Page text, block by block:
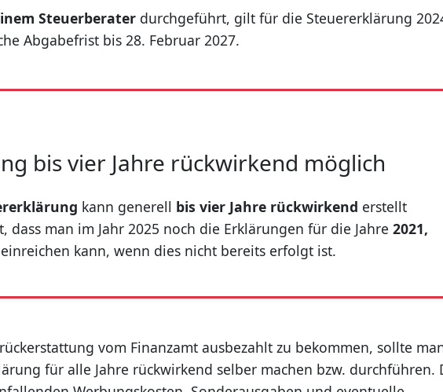
Steuerberater durchgeführt, gilt für die Steuererklärung
Abgabefrist bis 28. Februar 2027.
bis vier Jahre rückwirkend möglich
kann generell bis vier Jahre rückwirkend erstellt
dass man im Jahr 2025 noch die Erklärungen für die Jahre 2021,
einreichen kann, wenn dies nicht bereits erfolgt ist.
vom Finanzamt ausbezahlt zu bekommen, sollte
für alle Jahre rückwirkend selber machen bzw. durchführen.